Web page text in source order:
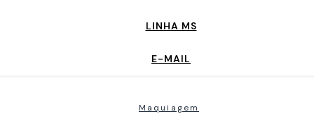
LINHA MS
E-MAIL
Maquiagem